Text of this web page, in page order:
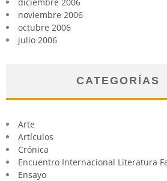
noviembre 2006
octubre 2006
julio 2006
CATEGORÍAS
Arte
Artículos
Crónica
Encuentro Internacional Literatura
Ensayo